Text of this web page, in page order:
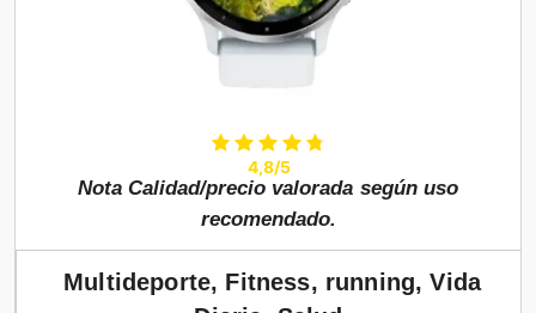
4,8/5
Nota Calidad/precio valorada según uso
recomendado.
Multideporte, Fitness, running, Vida